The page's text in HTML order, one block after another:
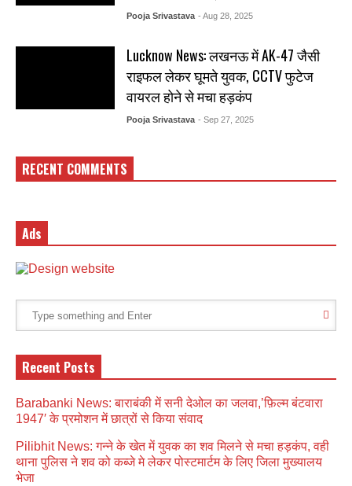
Pooja Srivastava - Aug 28, 2025
Lucknow News: लखनऊ में AK-47 जैसी
राइफल लेकर घूमते युवक, CCTV फुटेज
वायरल होने से मचा हड़कंप
Pooja Srivastava - Sep 27, 2025
RECENT COMMENTS
Ads
Recent Posts
Barabanki News: बाराबंकी में सनी देओल का जलवा,’फ़िल्म बंटवारा
1947′ के प्रमोशन में छात्रों से किया संवाद
Pilibhit News: गन्ने के खेत में युवक का शव मिलने से मचा हड़कंप, वही
थाना पुलिस ने शव को कब्जे मे लेकर पोस्टमार्टम के लिए जिला मुख्यालय
भेजा